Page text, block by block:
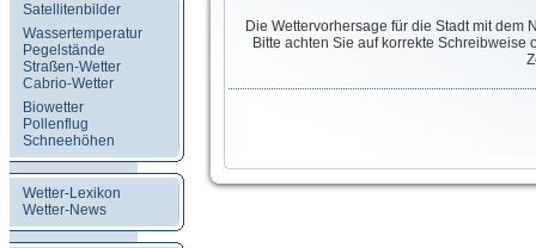
Satellitenbilder
Wassertemperatur
Pegelstände
Straßen-Wetter
Cabrio-Wetter
Biowetter
Pollenflug
Schneehöhen
Wetter-Lexikon
Wetter-News
Die Wettervorhersage für die Stadt mit dem
Bitte achten Sie auf korrekte